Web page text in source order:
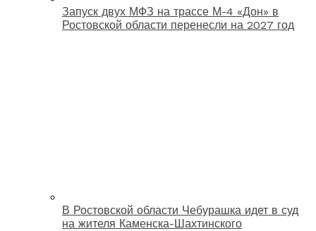
Запуск двух МФЗ на трассе М-4 «Дон» в
Ростовской области перенесли на 2027 год
В Ростовской области Чебурашка идет в суд
на жителя Каменска-Шахтинского